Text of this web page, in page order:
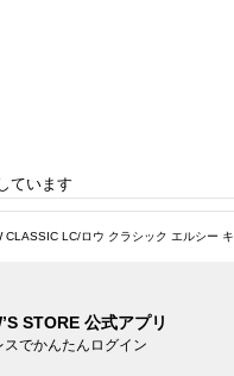
ています
CLASSIC LC/ロウ クラシック エルシー
STORE 公式アプリ
スでかんたんログイン